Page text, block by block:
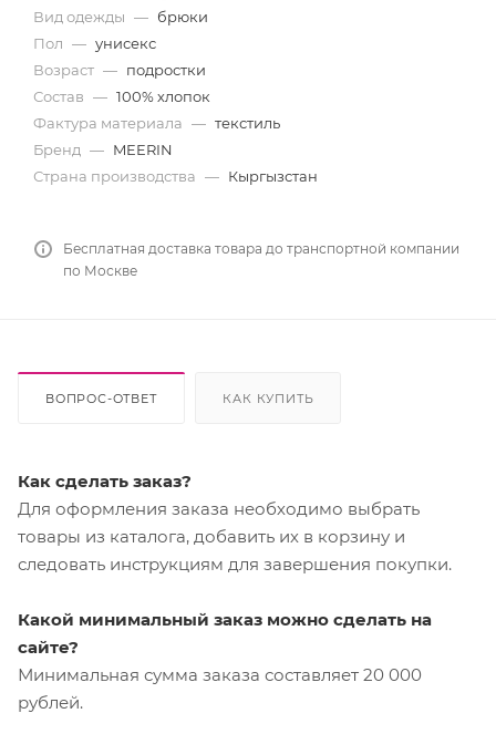
Вид одежды — брюки
Пол — унисекс
Возраст — подростки
Состав — 100% хлопок
Фактура материала — текстиль
Бренд — MEERIN
Страна производства — Кыргызстан
Бесплатная доставка товара до транспортной компании
по Москве
ВОПРОС-ОТВЕТ КАК КУПИТЬ
Как сделать заказ?
Для оформления заказа необходимо выбрать
товары из каталога, добавить их в корзину и
следовать инструкциям для завершения покупки.
Какой минимальный заказ можно сделать на
сайте?
Минимальная сумма заказа составляет 20 000
рублей.